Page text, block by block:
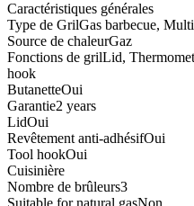
Caractéristiques générales
Type de GrilGas barbecue,
Source de chaleurGaz
Fonctions de grilLid,
hook
ButanetteOui
Garantie2 years
LidOui
Revêtement anti-adhésifOui
Tool hookOui
Cuisinière
Nombre de brûleurs3
Suitable for natural gasNon